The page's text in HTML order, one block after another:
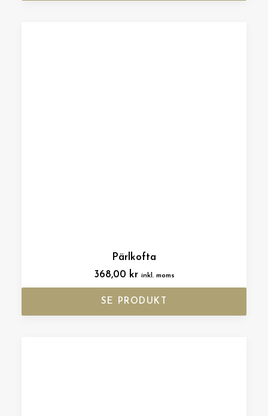
Pärlkofta
368,00 kr inkl. moms
SE PRODUKT